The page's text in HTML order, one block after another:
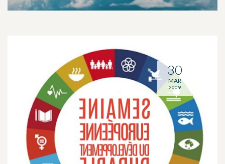
30
MAR
2009